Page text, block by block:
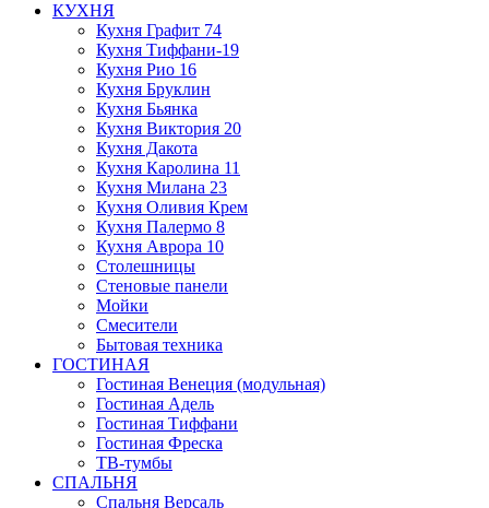
КУХНЯ
Кухня Графит 74
Кухня Тиффани-19
Кухня Рио 16
Кухня Бруклин
Кухня Бьянка
Кухня Виктория 20
Кухня Дакота
Кухня Каролина 11
Кухня Милана 23
Кухня Оливия Крем
Кухня Палермо 8
Кухня Аврора 10
Столешницы
Стеновые панели
Мойки
Смесители
Бытовая техника
ГОСТИНАЯ
Гостиная Венеция (модульная)
Гостиная Адель
Гостиная Тиффани
Гостиная Фреска
ТВ-тумбы
СПАЛЬНЯ
Спальня Версаль